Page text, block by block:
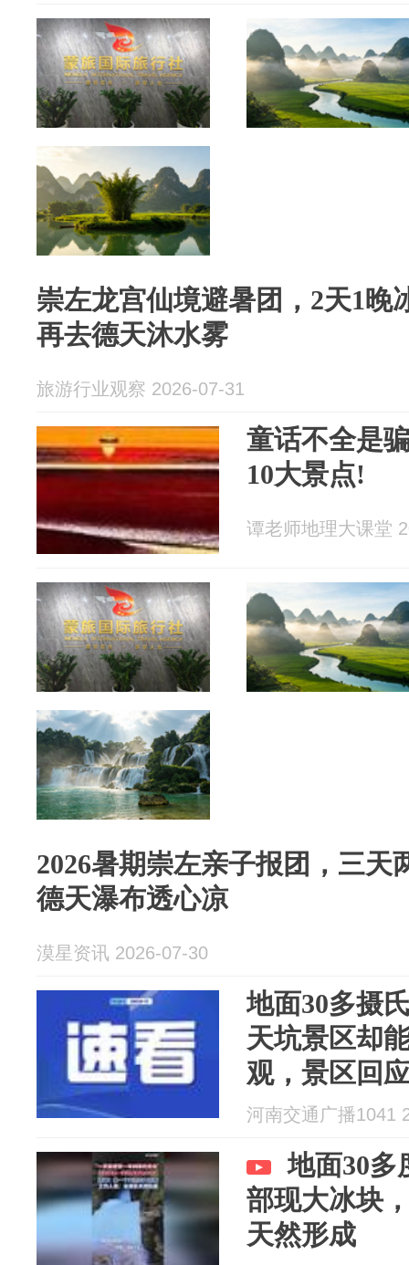
崇左龙宫仙境避暑团，2天1晚
再去德天沐水雾
旅游行业观察 2026-07-31
童话不全是
10大景点!
谭老师地理大课堂
2026暑期崇左亲子报团，三天
德天瀑布透心凉
漠星资讯 2026-07-30
地面30多摄
天坑景区却
观，景区回
河南交通广播1041
地面30多
部现大冰块
天然形成